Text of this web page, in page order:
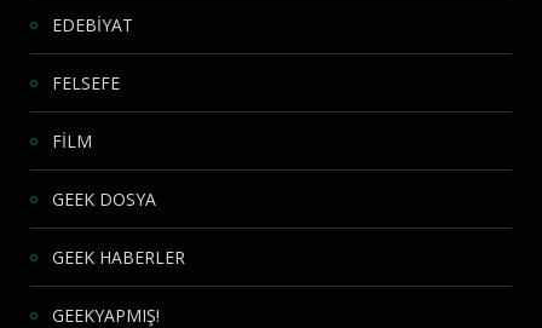
EDEBİYAT
FELSEFE
FİLM
GEEK DOSYA
GEEK HABERLER
GEEKYAPMIŞ!